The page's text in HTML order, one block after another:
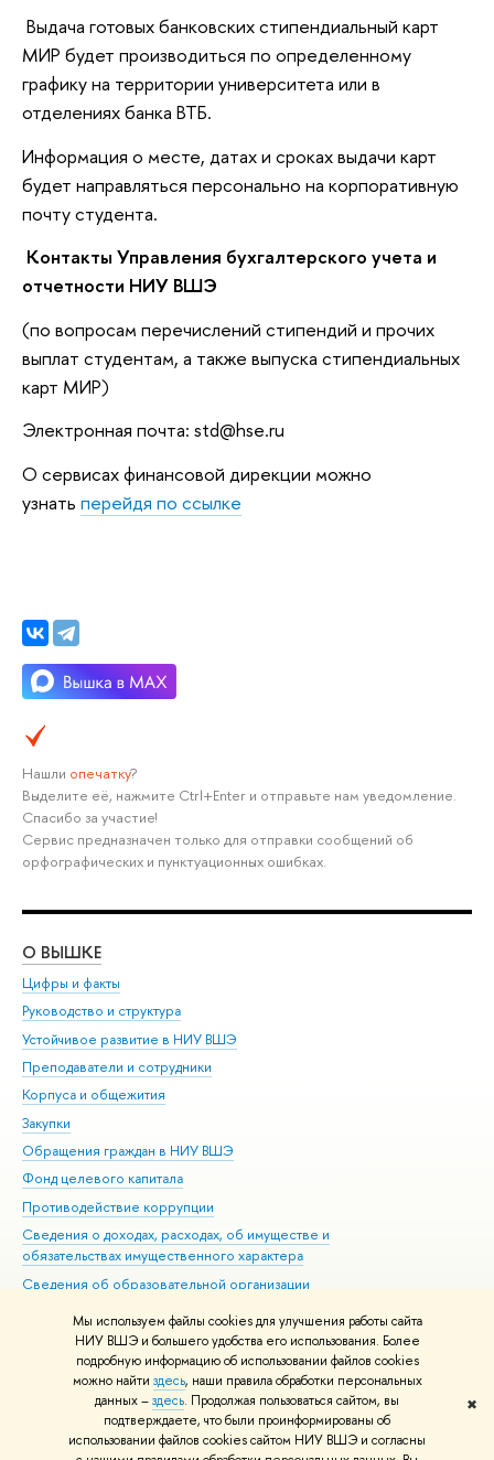
Мы используем файлы cookies для улучшения работы сайта
НИУ ВШЭ и большего удобства его использования. Более
подробную информацию об использовании файлов cookies
можно найти здесь, наши правила обработки персональных
данных –здесь. Продолжая пользоваться сайтом, вы
подтверждаете, что были проинформированы об
использовании файлов cookies сайтом НИУ ВШЭ и согласны
✖
Выдача готовых банковских стипендиальный карт
МИР будет производиться по определенному
графику на территории университета или в
отделениях банка ВТБ.
Информация о месте, датах и сроках выдачи карт
будет направляться персонально на корпоративную
почту студента.
Контакты Управления бухгалтерского учета и
отчетности НИУ ВШЭ
(по вопросам перечислений стипендий и прочих
выплат студентам, а также выпуска стипендиальных
карт МИР)
Электронная почта: std@hse.ru
О сервисах финансовой дирекции можно
узнать перейдя по ссылке
Нашли опечатку?
Выделите её, нажмите Ctrl+Enter и отправьте нам уведомление.
Спасибо за участие!
Сервис предназначен только для отправки сообщений об
орфографических и пунктуационных ошибках.
О ВЫШКЕ
Цифры и факты
Руководство и структура
Устойчивое развитие в НИУ ВШЭ
Преподаватели и сотрудники
Корпуса и общежития
Закупки
Обращения граждан в НИУ ВШЭ
Фонд целевого капитала
Противодействие коррупции
Сведения о доходах, расходах, об имуществе и
обязательствах имущественного характера
Сведения об образовательной организации
Людям с ограниченными возможностями здоровья
Единая платежная страница
Работа в Вышке
© НИУ ВШЭ 1993–2026 Адреса и контакты Условия использования